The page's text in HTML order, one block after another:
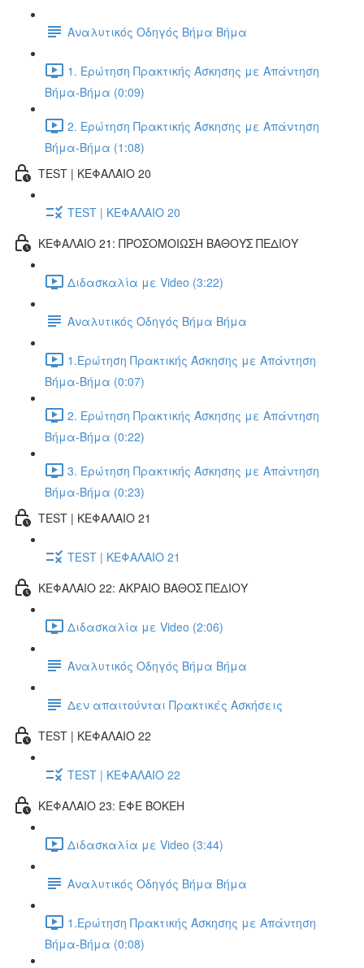
Αναλυτικός Οδηγός Βήμα Βήμα
1. Ερώτηση Πρακτικής Άσκησης με Απάντηση
Βήμα-Βήμα (0:09)
2. Ερώτηση Πρακτικής Άσκησης με Απάντηση
Βήμα-Βήμα (1:08)
TEST | ΚΕΦΑΛΑΙΟ 20
TEST | ΚΕΦΑΛΑΙΟ 20
ΚΕΦΑΛΑΙΟ 21: ΠΡΟΣΟΜΟΙΩΣΗ ΒΑΘΟΥΣ ΠΕΔΙΟΥ
Διδασκαλία με Video (3:22)
Αναλυτικός Οδηγός Βήμα Βήμα
1.Ερώτηση Πρακτικής Άσκησης με Απάντηση
Βήμα-Βήμα (0:07)
2. Ερώτηση Πρακτικής Άσκησης με Απάντηση
Βήμα-Βήμα (0:22)
3. Ερώτηση Πρακτικής Άσκησης με Απάντηση
Βήμα-Βήμα (0:23)
TEST | ΚΕΦΑΛΑΙΟ 21
TEST | ΚΕΦΑΛΑΙΟ 21
ΚΕΦΑΛΑΙΟ 22: ΑΚΡΑΙΟ ΒΑΘΟΣ ΠΕΔΙΟΥ
Διδασκαλία με Video (2:06)
Αναλυτικός Οδηγός Βήμα Βήμα
Δεν απαιτούνται Πρακτικές Ασκήσεις
TEST | ΚΕΦΑΛΑΙΟ 22
TEST | ΚΕΦΑΛΑΙΟ 22
ΚΕΦΑΛΑΙΟ 23: ΕΦΕ BOKEH
Διδασκαλία με Video (3:44)
Αναλυτικός Οδηγός Βήμα Βήμα
1.Ερώτηση Πρακτικής Άσκησης με Απάντηση
Βήμα-Βήμα (0:08)